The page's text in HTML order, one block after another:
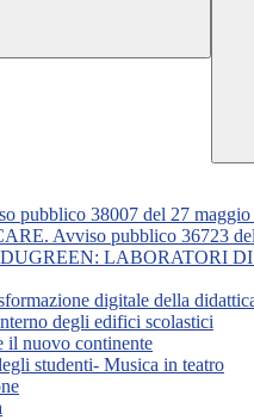
pubblico 38007 del 27 maggio
Avviso pubblico 36723
LABORATORI
digitale della
degli edifici scolastici
il nuovo continente
studenti- Musica in teatro